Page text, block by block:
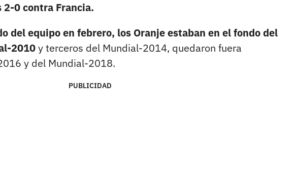
0 contra Francia.
del equipo en febrero, los Oranje estaban en el fondo del
2010y terceros del Mundial-2014, quedaron fuera
y del Mundial-2018.
PUBLICIDAD